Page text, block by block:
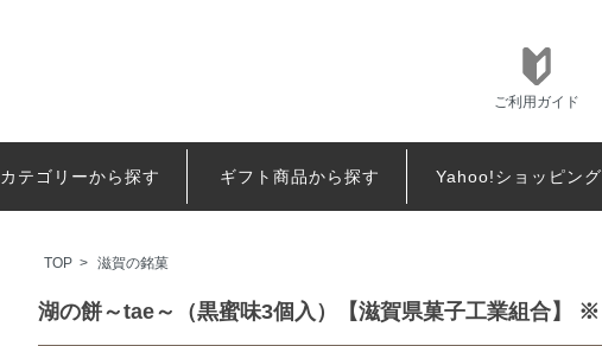
ご利用ガイド
カテゴリーから探す ギフト商品から探す Yahoo!ショッピング
TOP > 滋賀の銘菓
湖の餅～tae～（黒蜜味3個入）【滋賀県菓子工業組合】 ※